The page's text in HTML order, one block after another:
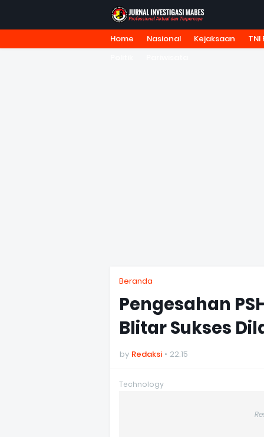
HOME TENTANG KAMI
Home Nasional Kejaksaan TNI
Beranda
Pengesahan
Blitar Sukses
by Redaksi 22.15
Technology